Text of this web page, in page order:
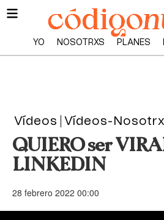
YO NOSOTRXS PLANES
Vídeos Vídeos-
QUIERO ser
LINKEDIN
28 febrero 2022 00:00